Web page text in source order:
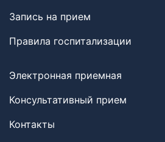
Запись на прием
Правила госпитализации
Электронная приемная
Консультативный прием
Контакты